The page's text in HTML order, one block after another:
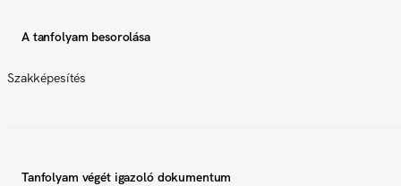
A tanfolyam besorolása
Szakképesítés
Tanfolyam végét igazoló dokumentum